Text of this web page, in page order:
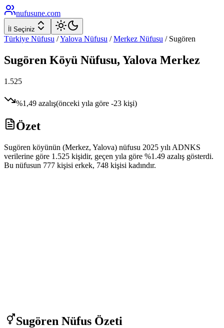
nufusune.com
İl Seçiniz
Türkiye Nüfusu /Yalova Nüfusu / Merkez Nüfusu / Sugören
Sugören Köyü Nüfusu, Yalova Merkez
1.525
%1,49 azalış(önceki yıla göre -23 kişi)
Özet
Sugören köyünün (Merkez, Yalova) nüfusu 2025 yılı ADNKS
verilerine göre 1.525 kişidir, geçen yıla göre %1.49 azalış gösterdi.
Bu nüfusun 777 kişisi erkek, 748 kişisi kadındır.
Sugören Nüfus Özeti